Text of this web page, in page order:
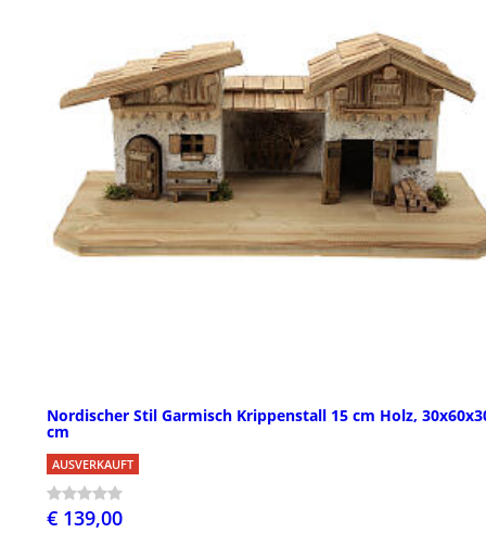
Nordischer Stil Garmisch Krippenstall 15 cm Holz,
cm
AUSVERKAUFT
€ 139,00